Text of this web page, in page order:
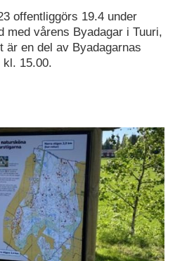
offentliggörs 19.4 under
med vårens Byadagar i Tuuri,
är en del av Byadagarnas
kl. 15.00.